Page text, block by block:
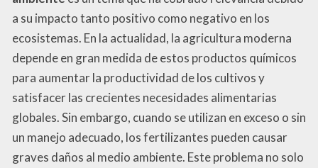
a su impacto tanto positivo como negativo en los
ecosistemas. En la actualidad, la agricultura moderna
depende en gran medida de estos productos químicos
para aumentar la productividad de los cultivos y
satisfacer las crecientes necesidades alimentarias
globales. Sin embargo, cuando se utilizan en exceso o sin
un manejo adecuado, los fertilizantes pueden causar
graves daños al medio ambiente. Este problema no solo